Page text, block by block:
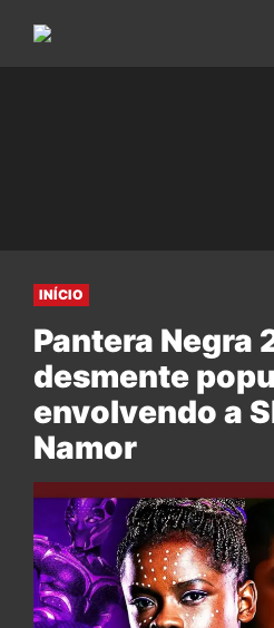
INÍCIO
Pantera Negra
desmente
envolvendo a
Namor